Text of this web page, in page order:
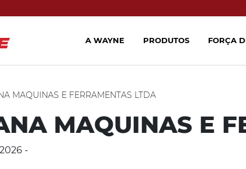
MAQUINAS E FERRAMENTAS LTDA
MAQUINAS E
-
A WAYNE PRODUTOS FORÇA